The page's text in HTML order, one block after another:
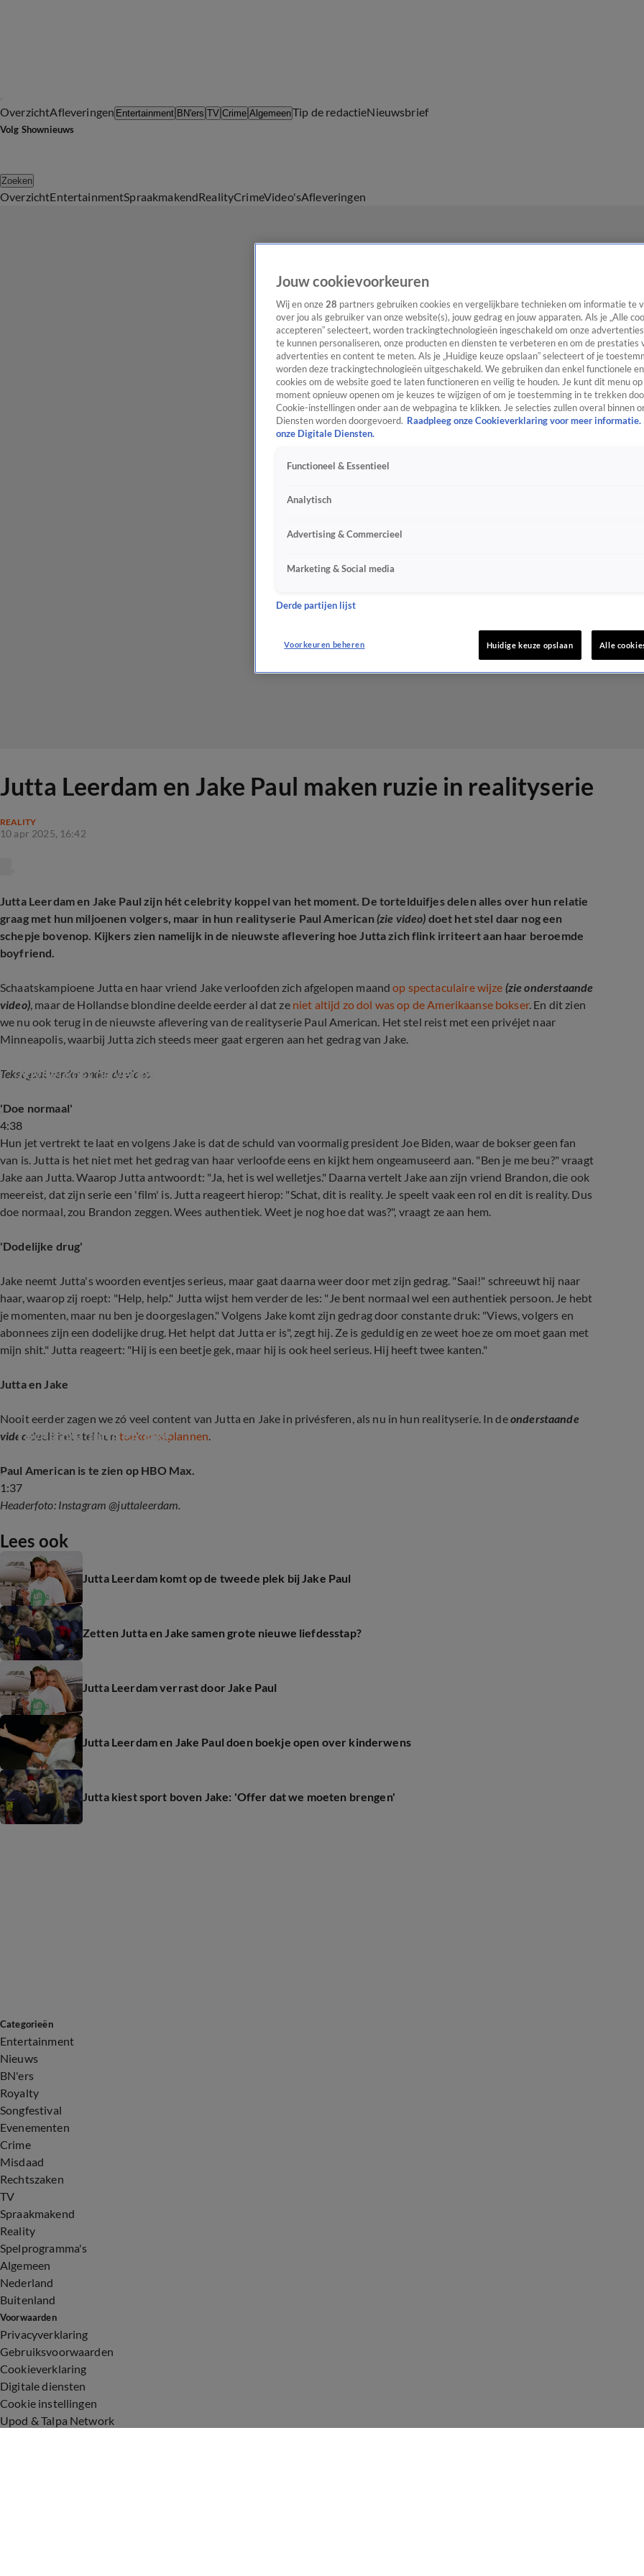
OverzichtAfleveringen Entertainment BN'ers TV Crime AlgemeenTip de redactieNieuwsbrief
Volg Shownieuws
Zoeken
OverzichtEntertainmentSpraakmakendRealityCrimeVideo'sAfleveringen
Jutta Leerdam en Jake Paul maken ruzie in realityserie
REALITY
10 apr 2025, 16:42
Jutta Leerdam en Jake Paul zijn hét celebrity koppel van het moment. De tortelduifjes delen alles over hun relatie
graag met hun miljoenen volgers, maar in hun realityserie Paul American (zie video) doet het stel daar nog een
schepje bovenop. Kijkers zien namelijk in de nieuwste aflevering hoe Jutta zich flink irriteert aan haar beroemde
boyfriend.
Schaatskampioene Jutta en haar vriend Jake verloofden zich afgelopen maandop spectaculaire wijze (zie onderstaande
video), maar de Hollandse blondine deelde eerder al dat ze niet altijd zo dol was op de Amerikaanse bokser. En dit zien
we nu ook terug in de nieuwste aflevering van de realityserie Paul American. Het stel reist met een privéjet naar
Minneapolis, waarbij Jutta zich steeds meer gaat ergeren aan het gedrag van Jake.
Tekst gaat verder onder de video.
4:38
Zoveel kost de verlovingsring van Jutta Leerdam!
'Doe normaal'
Hun jet vertrekt te laat en volgens Jake is dat de schuld van voormalig president Joe Biden, waar de bokser geen fan
van is. Jutta is het niet met het gedrag van haar verloofde eens en kijkt hem ongeamuseerd aan. "Ben je me beu?" vraagt
Jake aan Jutta. Waarop Jutta antwoordt: "Ja, het is wel welletjes." Daarna vertelt Jake aan zijn vriend Brandon, die ook
meereist, dat zijn serie een 'film' is. Jutta reageert hierop: "Schat, dit is reality. Je speelt vaak een rol en dit is reality. Dus
doe normaal, zou Brandon zeggen. Wees authentiek. Weet je nog hoe dat was?", vraagt ze aan hem.
'Dodelijke drug'
Jake neemt Jutta's woorden eventjes serieus, maar gaat daarna weer door met zijn gedrag. "Saai!" schreeuwt hij naar
haar, waarop zij roept: "Help, help." Jutta wijst hem verder de les: "Je bent normaal wel een authentiek persoon. Je hebt
je momenten, maar nu ben je doorgeslagen." Volgens Jake komt zijn gedrag door constante druk: "Views, volgers en
abonnees zijn een dodelijke drug. Het helpt dat Jutta er is", zegt hij. Ze is geduldig en ze weet hoe ze om moet gaan met
mijn shit." Jutta reageert: "Hij is een beetje gek, maar hij is ook heel serieus. Hij heeft twee kanten."
Jutta en Jake
Nooit eerder zagen we zó veel content van Jutta en Jake in privésferen, als nu in hun realityserie. In deonderstaande
videodeelt het stel hun toekomstplannen.
1:37
Lovestory Jutta en Jake
Paul American is te zien op HBO Max.
Headerfoto: Instagram @juttaleerdam.
Lees ook
Jutta Leerdam komt op de tweede plek bij Jake Paul
Zetten Jutta en Jake samen grote nieuwe liefdesstap?
Jutta Leerdam verrast door Jake Paul
Jutta Leerdam en Jake Paul doen boekje open over kinderwens
Jutta kiest sport boven Jake: 'Offer dat we moeten brengen'
Categorieën
Entertainment
Nieuws
BN'ers
Royalty
Songfestival
Evenementen
Crime
Misdaad
Rechtszaken
TV
Spraakmakend
Reality
Spelprogramma's
Algemeen
Nederland
Buitenland
Voorwaarden
Privacyverklaring
Gebruiksvoorwaarden
Cookieverklaring
Digitale diensten
Cookie instellingen
Upod & Talpa Network
Jouw cookievoorkeuren
Wij en onze 28 partners gebruiken cookies en vergelijkbare technieken om informatie te
over jou als gebruiker van onze website(s), jouw gedrag en jouw apparaten. Als je „Alle
accepteren” selecteert, worden trackingtechnologieën ingeschakeld om onze
te kunnen personaliseren, onze producten en diensten te verbeteren en om de prestaties
advertenties en content te meten. Als je „Huidige keuze opslaan” selecteert of je
worden deze trackingtechnologieën uitgeschakeld. We gebruiken dan enkel functionele
cookies om de website goed te laten functioneren en veilig te houden. Je kunt dit menu
moment opnieuw openen om je keuzes te wijzigen of om je toestemming in te trekken
Cookie-instellingen onder aan de webpagina te klikken. Je selecties zullen overal binnen
Diensten worden doorgevoerd. Raadpleeg onze Cookieverklaring voor meer informatie.
onze Digitale Diensten.
Functioneel & Essentieel
Analytisch
Advertising & Commercieel
Marketing & Social media
Derde partijen lijst
Voorkeuren beheren Huidige keuze opslaan Alle